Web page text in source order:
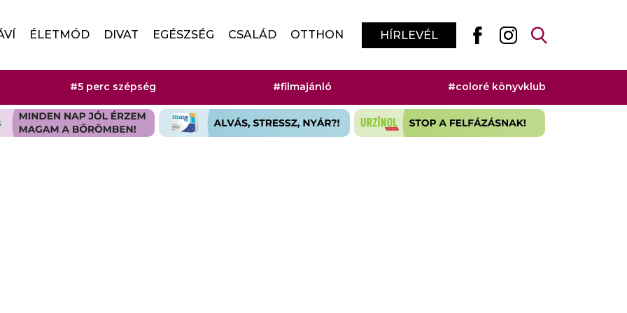
ÉLETMÓD DIVAT EGÉSZSÉG CSALÁD OTTHON HÍRLEVÉL
#5 perc szépség #filmajánló #coloré könyvklub